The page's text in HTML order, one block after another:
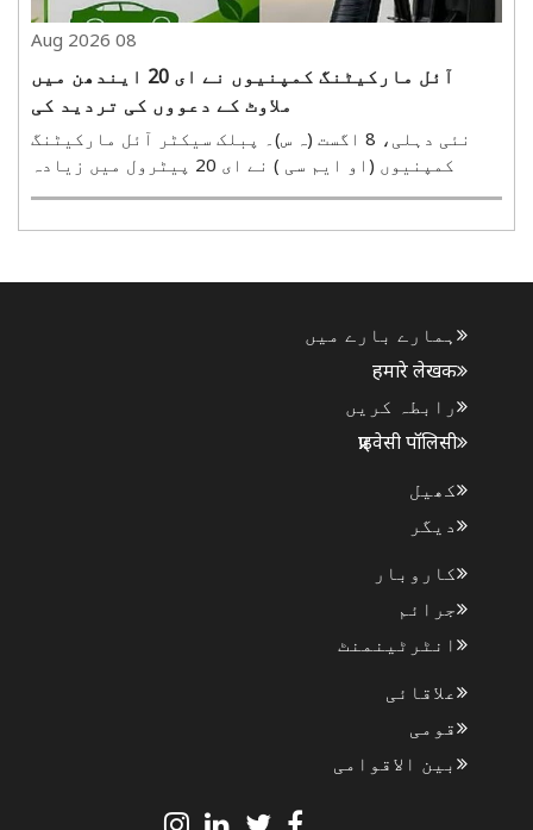
08 Aug 2026
آئل مارکیٹنگ کمپنیوں نے ای 20 ایندھن میں
ملاوٹ کے دعووں کی تردید کی
نئی دہلی، 8 اگست (ہ س)۔ پبلک سیکٹر آئل مارکیٹنگ
کمپنیوں (او ایم سی ) نے ای 20 پیٹرول میں زیادہ
ہمارے بارے میں
हमारे लेखक
رابطہ کریں
प्राइवेसी पॉलिसी
کھیل
دیگر
کاروبار
جرائم
انٹرٹینمنٹ
علاقائی
قومی
بین الاقوامی